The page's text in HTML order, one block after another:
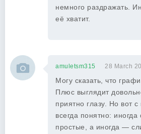
немного раздражать.
её хватит.
amuletsm315 28 March
Могу сказать, что
Плюс выглядит
приятно глазу. Но вот
всегда понятно:
простые, а иногда —